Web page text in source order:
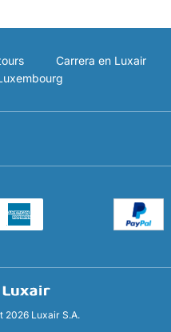
Carrera en Luxair
2026 Luxair S.A.